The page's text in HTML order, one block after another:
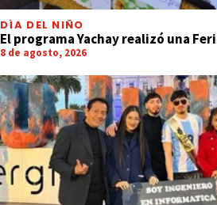
DÍA DEL NIÑO
El programa Yachay realizó una
8 de agosto, 2026